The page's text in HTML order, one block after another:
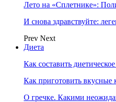
Лето на «Сплетнике»:
И снова здравствуйте:
Prev Next
Диета
Как составить
Как приготовить вкусные
О гречке. Какими